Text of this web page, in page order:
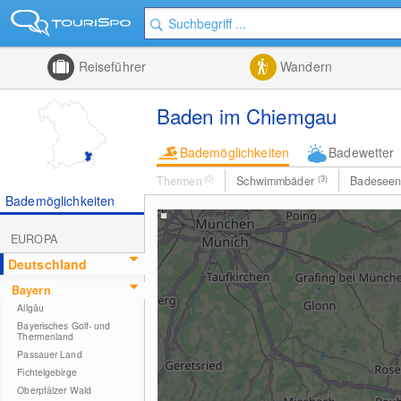
Reiseführer Wandern
Baden im Chiemgau
Bademöglichkeiten Badewetter
Thermen (0) Schwimmbäder (3)
Bademöglichkeiten
EUROPA
Deutschland
Bayern
Allgäu
Bayerisches Golf- und
Thermenland
Passauer Land
Fichtelgebirge
Oberpfälzer Wald